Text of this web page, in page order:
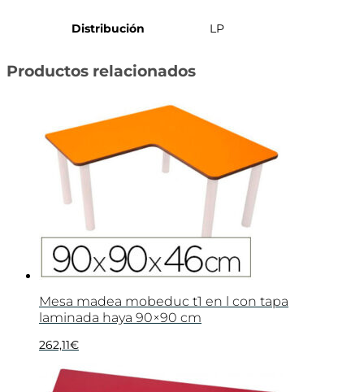
Distribución LP
Productos relacionados
Mesa madea mobeduc t1 en l con tapa
laminada haya 90×90 cm
262,11€